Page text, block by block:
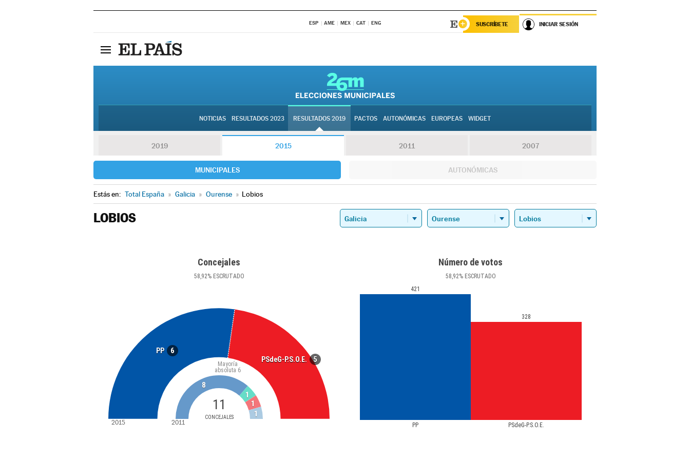
ESP AME MEX CAT ENG SUSCRÍBETE INICIAR SESIÓN
NOTICIAS RESULTADOS 2023 RESULTADOS 2019 PACTOS AUTONÓMICAS EUROPEAS WIDGET
2019 2015 2011 2007
MUNICIPALES AUTONÓMICAS
Estás en: Total España » Galicia » Ourense » Lobios
LOBIOS
Concejales
58,92%ESCRUTADO
PP 6
PSdeG-P.S.O.E. 5
11
CONCEJALES
Mayoría
absoluta 6
8
1
1
1
2015 2011
Número de votos
58,92%ESCRUTADO
PP PSdeG-P.S.O.E.
421
328